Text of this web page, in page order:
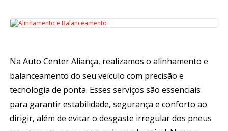
NaAuto Center Aliança, realizamos o alinhamento e
balanceamento do seu veículo com precisão e
tecnologia de ponta. Esses serviços são essenciais
para garantir estabilidade, segurança e conforto ao
dirigir, além de evitar o desgaste irregular dos pneus